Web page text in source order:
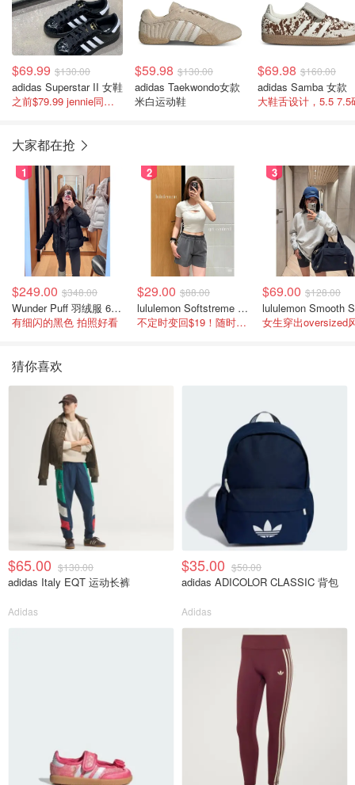
$69.99 $130.00
adidas Superstar II 女鞋
之前$79.99 jennie同款贝壳鞋!
$59.98 $130.00
adidas Taekwondo女款
米白运动鞋
$69.98 $160.00
adidas Samba 女款
大鞋舌设计，5.5 7.5
大家都在抢
1
$249.00 $348.00
Wunder Puff 羽绒服 600蓬松度
有细闪的黑色 拍照好看
2
$29.00 $88.00
lululemon Softstreme 女士高腰短裤 10cm
不定时变回$19！随时点进来看
3
$69.00 $128.00
女生穿出oversized
猜你喜欢
$65.00 $130.00
adidas Italy EQT 运动长裤
Adidas
$35.00 $50.00
adidas ADICOLOR CLASSIC 背包
Adidas